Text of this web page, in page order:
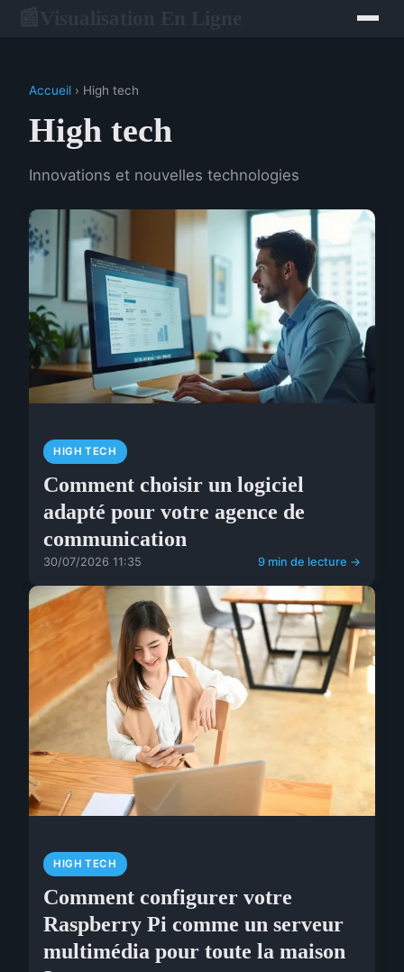
Accueil › High tech
High tech
Innovations et nouvelles technologies
HIGH TECH
Comment choisir un logiciel
adapté pour votre agence de
communication
30/07/2026 11:35 9 min de lecture →
HIGH TECH
Comment configurer votre
Raspberry Pi comme un serveur
multimédia pour toute la maison